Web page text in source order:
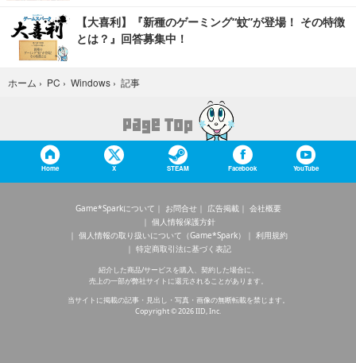
【大喜利】『新種のゲーミング“蚊”が登場！ その特徴
とは？』回答募集中！
ホーム › PC › Windows › 記事
Home X STEAM Facebook YouTube
Game*Sparkについて お問合せ 広告掲載
会社概要
個人情報保護方針
個人情報の取り扱いについて（Game*Spark）
利用規約
特定商取引法に基づく表記
紹介した商品/サービスを購入、契約した場合に、
売上の一部が弊社サイトに還元されることがあります。
当サイトに掲載の記事・見出し・写真・画像の無断転載を禁じます。
Copyright © 2026 IID, Inc.